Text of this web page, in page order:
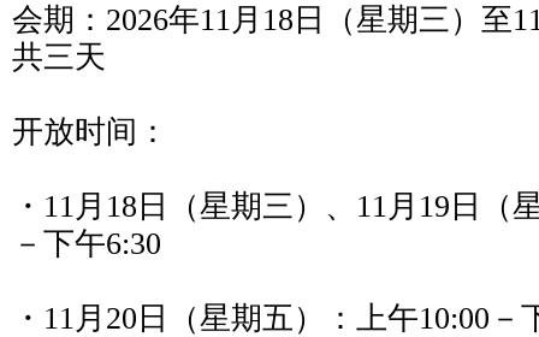
会期：2026年11月18日（星期三）至
共三天
开放时间：
・11月18日（星期三）、11月19日（
－下午6:30
・11月20日（星期五）：上午10:00－